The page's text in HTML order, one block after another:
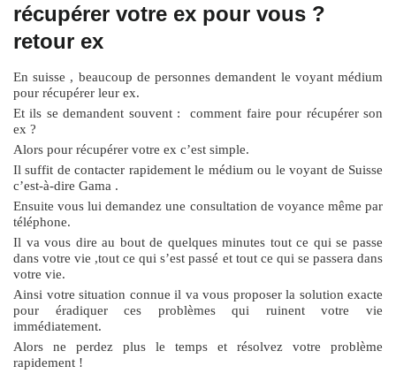
récupérer votre ex pour vous ?
retour ex
En suisse , beaucoup de personnes demandent le voyant médium
pour récupérer leur ex.
Et ils se demandent souvent : comment faire pour récupérer son
ex ?
Alors pour récupérer votre ex c’est simple.
Il suffit de contacter rapidement le médium ou le voyant de Suisse
c’est-à-dire Gama .
Ensuite vous lui demandez une consultation de voyance même par
téléphone.
Il va vous dire au bout de quelques minutes tout ce qui se passe
dans votre vie ,tout ce qui s’est passé et tout ce qui se passera dans
votre vie.
Ainsi votre situation connue il va vous proposer la solution exacte
pour éradiquer ces problèmes qui ruinent votre vie
immédiatement.
Alors ne perdez plus le temps et résolvez votre problème
rapidement !